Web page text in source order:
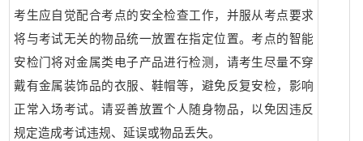
考生应自觉配合考点的安全检查工作，并服从考点要求
将与考试无关的物品统一放置在指定位置。考点的智能
安检门将对金属类电子产品进行检测，请考生尽量不穿
戴有金属装饰品的衣服、鞋帽等，避免反复安检，影响
正常入场考试。请妥善放置个人随身物品，以免因违反
规定造成考试违规、延误或物品丢失。